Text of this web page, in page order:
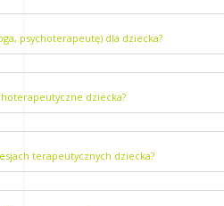
psychoterapeutę) dla dziecka?
dziecka?
terapeutycznych dziecka?